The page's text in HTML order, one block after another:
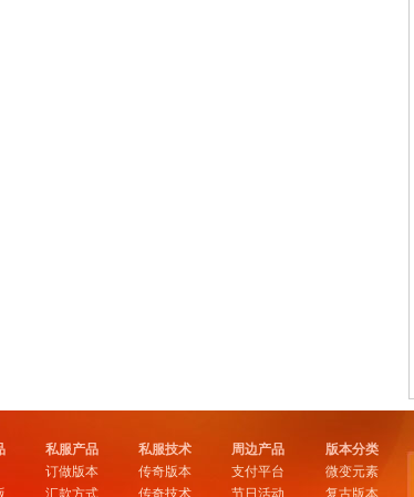
私服产品
订做版本
汇款方式
私服技术
传奇版本
传奇技术
周边产品
支付平台
节日活动
版本分类
微变元素
复古版本